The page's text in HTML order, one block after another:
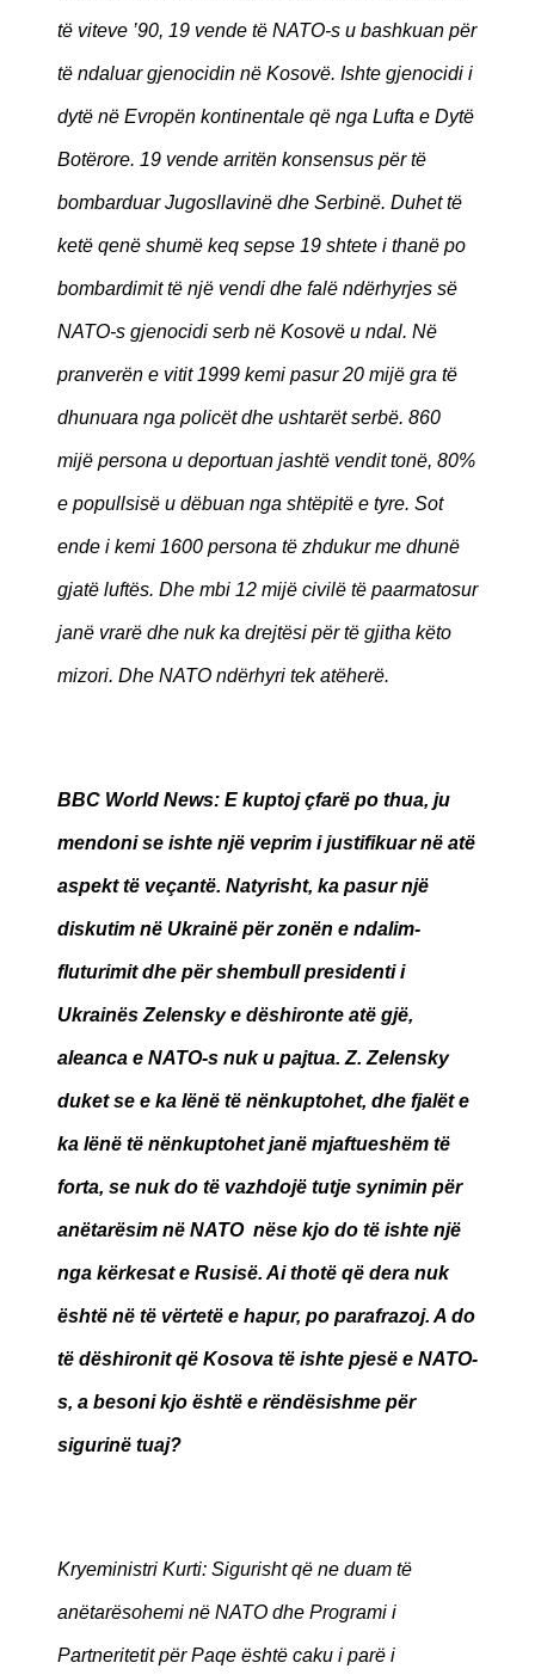
të viteve ’90, 19 vende të NATO-s u bashkuan për
të ndaluar gjenocidin në Kosovë. Ishte gjenocidi i
dytë në Evropën kontinentale që nga Lufta e Dytë
Botërore. 19 vende arritën konsensus për të
bombarduar Jugosllavinë dhe Serbinë. Duhet të
ketë qenë shumë keq sepse 19 shtete i thanë po
bombardimit të një vendi dhe falë ndërhyrjes së
NATO-s gjenocidi serb në Kosovë u ndal. Në
pranverën e vitit 1999 kemi pasur 20 mijë gra të
dhunuara nga policët dhe ushtarët serbë. 860
mijë persona u deportuan jashtë vendit tonë, 80%
e popullsisë u dëbuan nga shtëpitë e tyre. Sot
ende i kemi 1600 persona të zhdukur me dhunë
gjatë luftës. Dhe mbi 12 mijë civilë të paarmatosur
janë vrarë dhe nuk ka drejtësi për të gjitha këto
mizori. Dhe NATO ndërhyri tek atëherë.
BBC World News: E kuptoj çfarë po thua, ju
mendoni se ishte një veprim i justifikuar në atë
aspekt të veçantë. Natyrisht, ka pasur një
diskutim në Ukrainë për zonën e ndalim-
fluturimit dhe për shembull presidenti i
Ukrainës Zelensky e dëshironte atë gjë,
aleanca e NATO-s nuk u pajtua. Z. Zelensky
duket se e ka lënë të nënkuptohet, dhe fjalët e
ka lënë të nënkuptohet janë mjaftueshëm të
forta, se nuk do të vazhdojë tutje synimin për
anëtarësim në NATO nëse kjo do të ishte një
nga kërkesat e Rusisë. Ai thotë që dera nuk
është në të vërtetë e hapur, po parafrazoj. A do
të dëshironit që Kosova të ishte pjesë e NATO-
s, a besoni kjo është e rëndësishme për
sigurinë tuaj?
Kryeministri Kurti: Sigurisht që ne duam të
anëtarësohemi në NATO dhe Programi i
Partneritetit për Paqe është caku i parë i